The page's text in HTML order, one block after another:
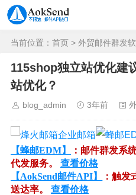
当前位置： 首页 > 外贸邮件群发
115shop独立站优化建
站优化？
blog_admin 3年前
【蜂邮EDM】
：邮件群发系
代发服务。 查看价格
【AokSend邮件API】
：触
送达率。 查看价格